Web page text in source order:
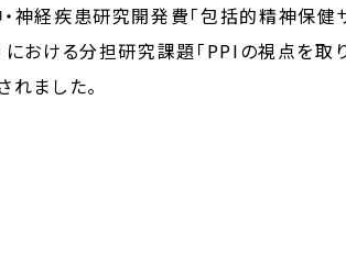
神経疾患研究開発費「包括的精神保
における分担研究課題「PPIの視点を
ました。